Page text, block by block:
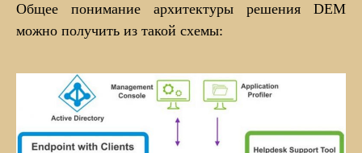
Общее понимание архитектуры решения DEM
можно получить из такой схемы: